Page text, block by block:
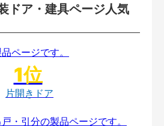
ドア・建具ページ人気
片開きドア